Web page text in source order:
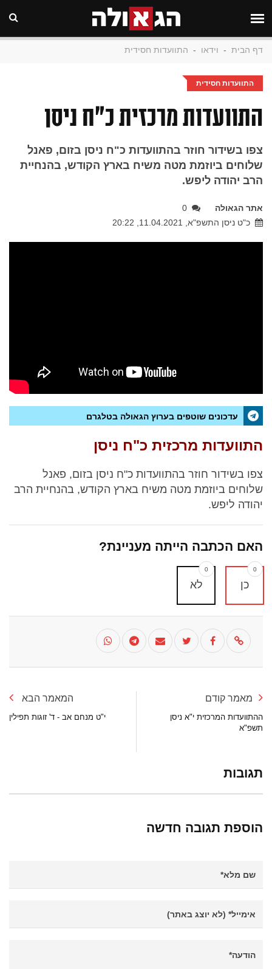
דף הבית - וידאו - התוועדות חסידית
התוועדות חסידית
התוועדות מרכזית כ"ח ניסן
צפו בשידור חוזר בהתוועדות כ"ח ניסן בזום, פאנל
שלוחים ביוזמת מטה משיח בארץ הקודש, בהנחיית
הרב יהודה ליפש.
אתר הגאולה
0
כ"ט ניסן התשפ"א, 11.04.2021, 20:22
עדכונים שוטפים בערוץ הגאולה בטלגרם
התוועדות מרכזית כ"ח ניסן
צפו בשידור חוזר בהתוועדות כ"ח ניסן בזום, פאנל
שלוחים ביוזמת מטה משיח בארץ הקודש, בהנחיית הרב
יהודה ליפש.
האם הכתבה הייתה מעניינת?
כן
0
לא
0
מאמר קודם
ההתוועדות המרכזית י"א ניסן
תשפ"א
המאמר הבא
י"ט מנחם אב - ד' זוגות תפילין
תגובות
הוספת תגובה חדשה